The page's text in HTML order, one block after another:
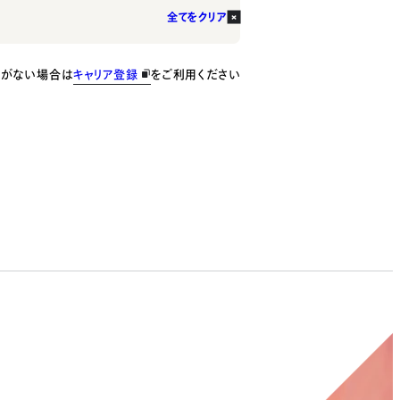
全てをクリア
ない場合はキャリア登録 をご利用ください